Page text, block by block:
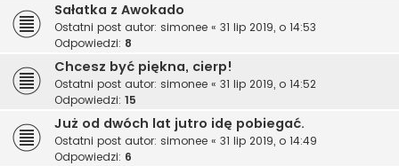
Sałatka z Awokado
Ostatni post autor: simonee « 31 lip 2019, o 14:53
Odpowiedzi: 8
Chcesz być piękna, cierp!
Ostatni post autor: simonee « 31 lip 2019, o 14:52
Odpowiedzi: 15
Już od dwóch lat jutro idę pobiegać.
Ostatni post autor: simonee « 31 lip 2019, o 14:49
Odpowiedzi: 6